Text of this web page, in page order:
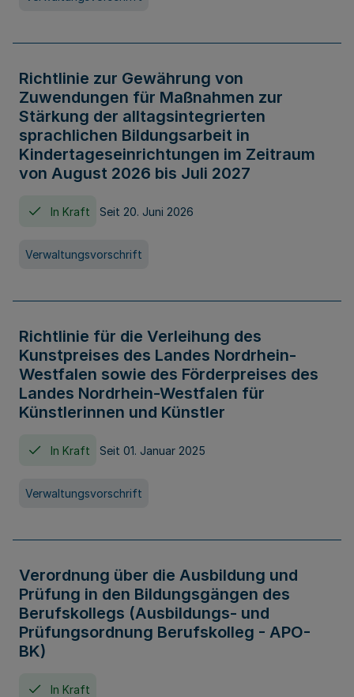
Richtlinie zur Gewährung von
Zuwendungen für Maßnahmen zur
Stärkung der alltagsintegrierten
sprachlichen Bildungsarbeit in
Kindertageseinrichtungen im Zeitraum
von August 2026 bis Juli 2027
In Kraft Seit 20. Juni 2026
Verwaltungsvorschrift
Richtlinie für die Verleihung des
Kunstpreises des Landes Nordrhein-
Westfalen sowie des Förderpreises des
Landes Nordrhein-Westfalen für
Künstlerinnen und Künstler
In Kraft Seit 01. Januar 2025
Verwaltungsvorschrift
Verordnung über die Ausbildung und
Prüfung in den Bildungsgängen des
Berufskollegs (Ausbildungs- und
Prüfungsordnung Berufskolleg - APO-
BK)
In Kraft